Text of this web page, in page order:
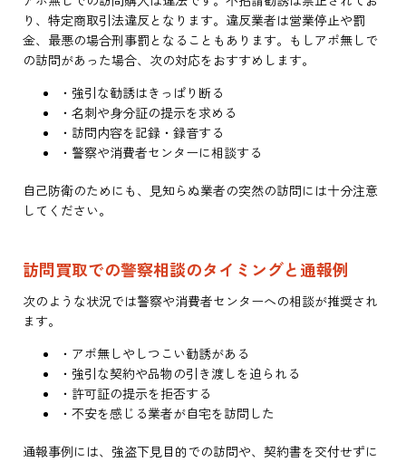
り、特定商取引法違反となります。違反業者は営業停止や罰
金、最悪の場合刑事罰となることもあります。もしアポ無しで
の訪問があった場合、次の対応をおすすめします。
・強引な勧誘はきっぱり断る
・名刺や身分証の提示を求める
・訪問内容を記録・録音する
・警察や消費者センターに相談する
自己防衛のためにも、見知らぬ業者の突然の訪問には十分注意
してください。
訪問買取での警察相談のタイミングと通報例
次のような状況では警察や消費者センターへの相談が推奨され
ます。
・アポ無しやしつこい勧誘がある
・強引な契約や品物の引き渡しを迫られる
・許可証の提示を拒否する
・不安を感じる業者が自宅を訪問した
通報事例には、強盗下見目的での訪問や、契約書を交付せずに